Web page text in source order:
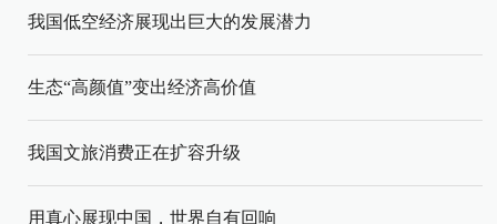
我国低空经济展现出巨大的发展潜力
生态“高颜值”变出经济高价值
我国文旅消费正在扩容升级
用真心展现中国，世界自有回响